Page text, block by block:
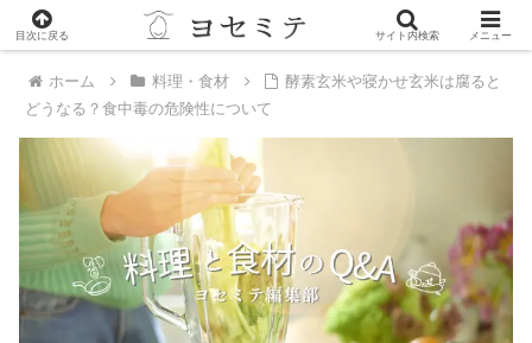
PR
ホーム 料理・食材
酵素玄米や寝かせ玄米は腐ると
どうなる？食中毒の危険性について
目次に戻る サイト内検索 メニュー